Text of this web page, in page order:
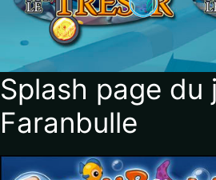
Splash page du
Faranbulle